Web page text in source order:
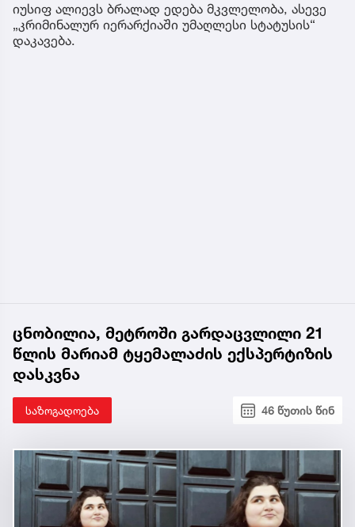
იუსიფ ალიევს ბრალად ედება მკვლელობა, ასევე
„კრიმინალურ იერარქიაში უმაღლესი სტატუსის“
დაკავება.
ცნობილია, მეტროში გარდაცვლილი 21
წლის მარიამ ტყემალაძის ექსპერტიზის
დასკვნა
საზოგადოება 46 წუთის წინ